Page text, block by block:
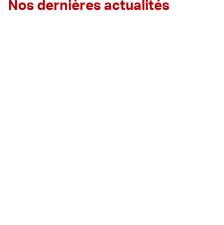
Nos dernières actualités